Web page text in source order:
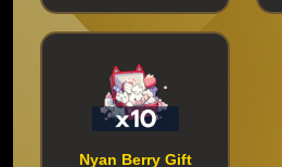
Nyan Berry Gift